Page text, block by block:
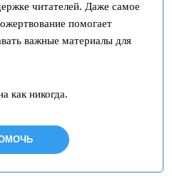
читателей. Даже самое
помогает
важные материалы для
как никогда.